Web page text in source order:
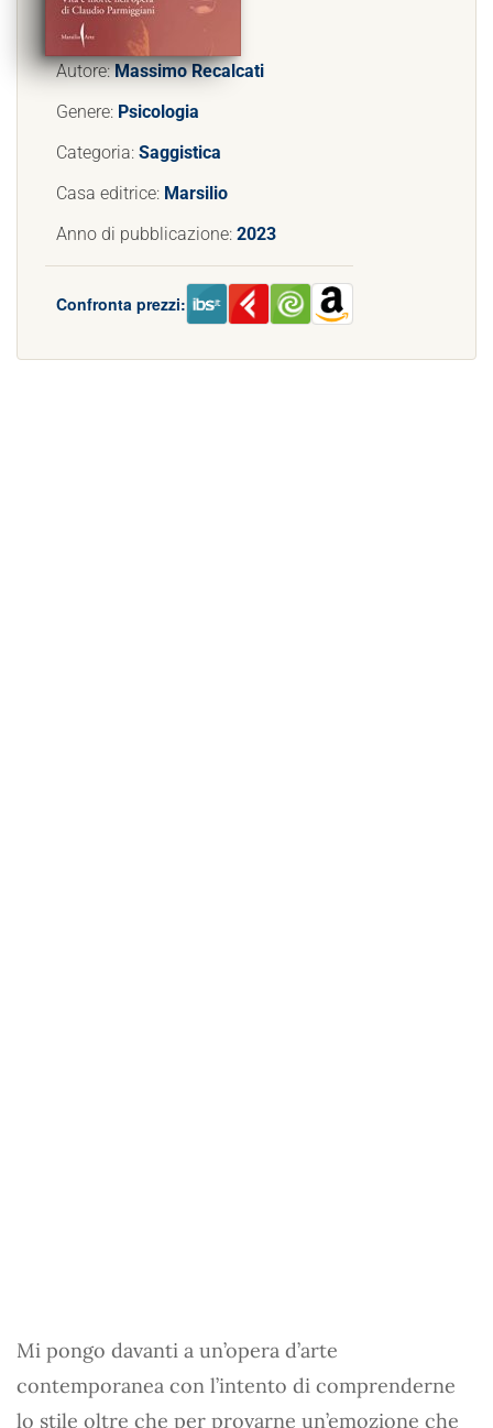
Autore:Massimo Recalcati
Genere: Psicologia
Categoria: Saggistica
Casa editrice: Marsilio
Anno di pubblicazione: 2023
Confronta prezzi:
Mi pongo davanti a un’opera d’arte
contemporanea con l’intento di comprenderne
lo stile oltre che per provarne un’emozione che